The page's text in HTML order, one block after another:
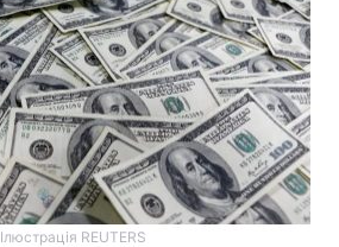
Ілюстрація REUTERS